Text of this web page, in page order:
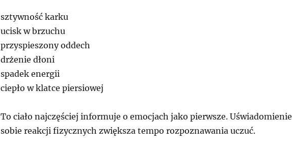
sztywność karku
ucisk w brzuchu
przyspieszony oddech
drżenie dłoni
spadek energii
ciepło w klatce piersiowej
To ciało najczęściej informuje o emocjach jako pierwsze. Uświadomienie
sobie reakcji fizycznych zwiększa tempo rozpoznawania uczuć.